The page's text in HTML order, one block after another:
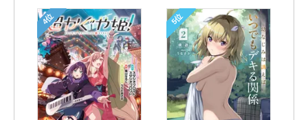
4位 5位